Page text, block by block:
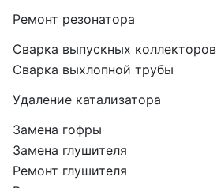
Ремонт резонатора
Сварка выпускных коллекторов
Сварка выхлопной трубы
Удаление катализатора
Замена гофры
Замена глушителя
Ремонт глушителя